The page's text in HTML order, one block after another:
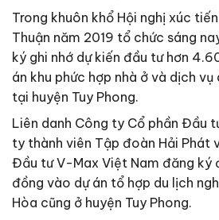
Trong khuôn khổ Hội nghị xúc
Thuận năm 2019 tổ chức sáng
ký ghi nhớ dự kiến đầu tư hơn
án khu phức hợp nhà ở và dịch vụ
tại huyện Tuy Phong.
Liên danh Công ty Cổ phần Đầu
ty thành viên Tập đoàn Hải Phát
Đầu tư V-Max Việt Nam đăng ký
đồng vào dự án tổ hợp du lịch
Hòa cũng ở huyện Tuy Phong.